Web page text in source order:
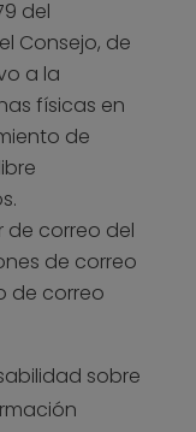
del
Consejo, de
a la
físicas en
de
de correo del
de correo
de correo
sobre